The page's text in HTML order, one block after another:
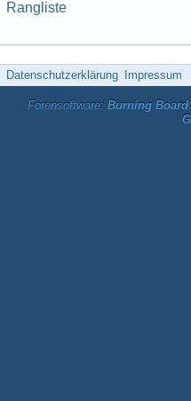
Rangliste
Datenschutzerklärung Impressum
Forensoftware: Burning